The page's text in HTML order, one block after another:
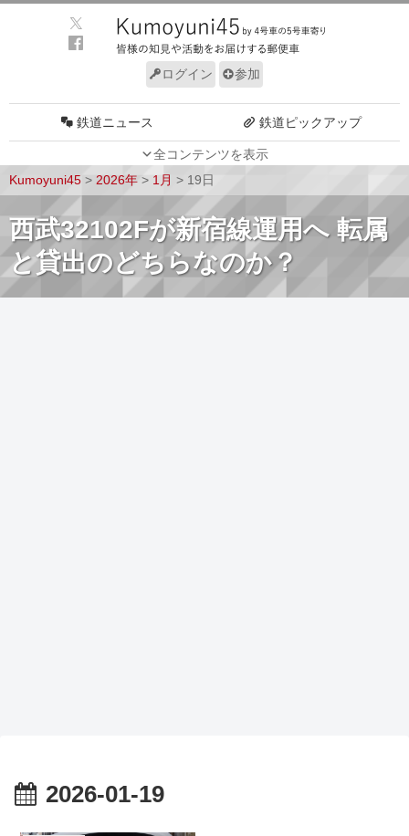
ログイン 参加
全コンテンツを表示
鉄道ニュース 鉄道ピックアップ
車両技術 路線探訪
ルール サイトについて
Kumoyuni45 > 2026年 > 1月 > 19日
西武32102Fが新宿線運用へ 転属
と貸出のどちらなのか？
2026-01-19